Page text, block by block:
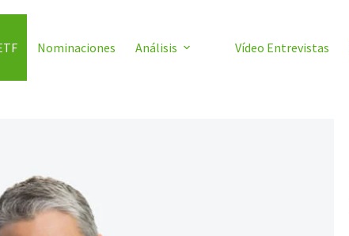
Nominaciones Análisis Vídeo Entrevistas